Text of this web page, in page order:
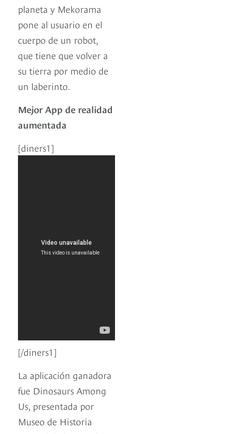
planeta y Mekorama
pone al usuario en el
cuerpo de un robot,
que tiene que volver a
su tierra por medio de
un laberinto.
Mejor App de realidad
aumentada
[diners1]
[/diners1]
La aplicación ganadora
fue Dinosaurs Among
Us, presentada por
Museo de Historia